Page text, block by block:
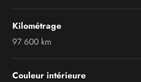
Kilométrage
97 600 km
Couleur intérieure